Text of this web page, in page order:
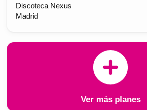
Discoteca Nexus
Madrid
Ver más planes